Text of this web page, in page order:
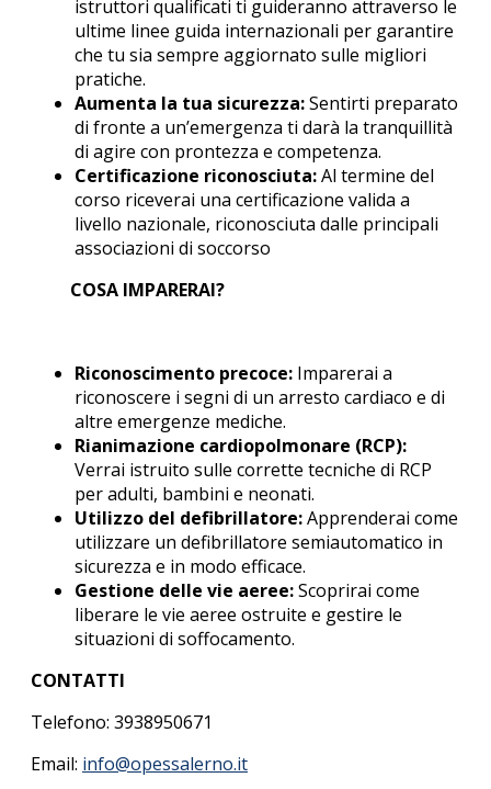
istruttori qualificati ti guideranno attraverso le
ultime linee guida internazionali per garantire
che tu sia sempre aggiornato sulle migliori
pratiche.
Aumenta la tua sicurezza:Sentirti preparato
di fronte a un’emergenza ti darà la tranquillità
di agire con prontezza e competenza.
Certificazione riconosciuta:Al termine del
corso riceverai una certificazione valida a
livello nazionale, riconosciuta dalle principali
associazioni di soccorso
COSA IMPARERAI?
Riconoscimento precoce: Imparerai a
riconoscere i segni di un arresto cardiaco e di
altre emergenze mediche.
Rianimazione cardiopolmonare (RCP):
Verrai istruito sulle corrette tecniche di RCP
per adulti, bambini e neonati.
Utilizzo del defibrillatore:Apprenderai come
utilizzare un defibrillatore semiautomatico in
sicurezza e in modo efficace.
Gestione delle vie aeree:Scoprirai come
liberare le vie aeree ostruite e gestire le
situazioni di soffocamento.
CONTATTI
Telefono: 3938950671
Email: info@opessalerno.it